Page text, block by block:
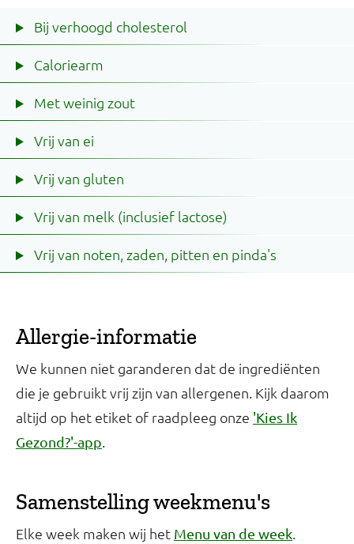
Bij verhoogd cholesterol
Caloriearm
Met weinig zout
Vrij van ei
Vrij van gluten
Vrij van melk (inclusief lactose)
Vrij van noten, zaden, pitten en pinda's
Allergie-informatie
We kunnen niet garanderen dat de ingrediënten
die je gebruikt vrij zijn van allergenen. Kijk daarom
altijd op het etiket of raadpleeg onze 'Kies Ik
Gezond?'-app.
Samenstelling weekmenu's
Elke week maken wij het Menu van de week.